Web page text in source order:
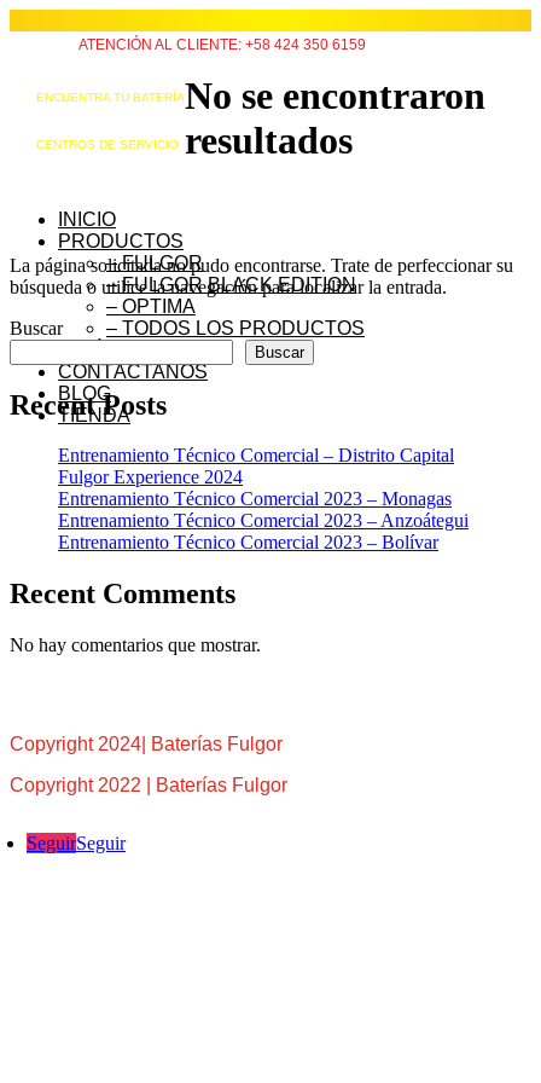
ATENCIÓN AL CLIENTE: +58 424 350 6159
ENCUENTRA TU BATERÍA
CENTROS DE SERVICIO
INICIO
PRODUCTOS
– FULGOR
– FULGOR BLACK EDITION
– OPTIMA
– TODOS LOS PRODUCTOS
CONTÁCTANOS
BLOG
TIENDA
No se encontraron
resultados
La página solicitada no pudo encontrarse. Trate de perfeccionar su
búsqueda o utilice la navegación para localizar la entrada.
Buscar
Buscar
Recent Posts
Entrenamiento Técnico Comercial – Distrito Capital
Fulgor Experience 2024
Entrenamiento Técnico Comercial 2023 – Monagas
Entrenamiento Técnico Comercial 2023 – Anzoátegui
Entrenamiento Técnico Comercial 2023 – Bolívar
Recent Comments
No hay comentarios que mostrar.
Copyright 2024| Baterías Fulgor
Copyright 2022 | Baterías Fulgor
SeguirSeguir